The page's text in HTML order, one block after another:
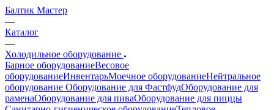
Балтик Мастер
—
Каталог
—
Холодильное оборудование
Барное оборудованиеВесовое
оборудованиеИнвентарьМоечное оборудованиеНейтральное
оборудование Оборудование для ФастфудОборудование для
раменаОборудование для пиваОборудование для пиццы